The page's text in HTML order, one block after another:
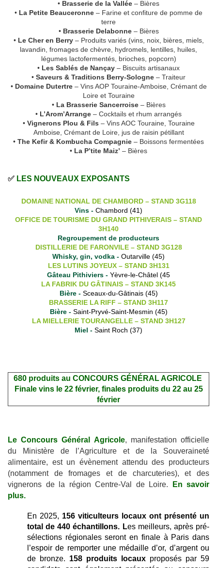
• Brasserie de la Vallée – Bières
• La Petite Beauceronne – Farine et confiture de pomme de
terre
• Brasserie Delabonne– Bières
• Le Cher en Berry– Produits variés (vins, noix, bières, miels,
lavandin, fromages de chèvre, hydromels, lentilles, huiles,
légumes lactofermentés, brioches, popcorn)
• Les Sablés de Nançay – Biscuits artisanaux
• Saveurs & Traditions Berry-Sologne – Traiteur
• Domaine Dutertre– Vins AOP Touraine-Amboise, Crémant de
Loire et Touraine
• La Brasserie Sancerroise– Bières
• L’Arom’Arrange – Cocktails et rhum arrangés
• Vignerons Plou & Fils – Vins AOC Touraine, Touraine
Amboise, Crémant de Loire, jus de raisin pétillant
• The Kefir & Kombucha Compagnie – Boissons fermentées
• La P’tite Maiz’ – Bières
✅ LES NOUVEAUX EXPOSANTS
DOMAINE NATIONAL DE CHAMBORD – STAND 3G118
Vins - Chambord (41)
OFFICE DE TOURISME DU GRAND PITHIVERAIS – STAND
3H140
Regroupement de producteurs
DISTILLERIE DE FARONVILE – STAND 3G128
Whisky, gin, vodka - Outarville (45)
LES LUTINS JOYEUX – STAND 3H131
Gâteau Pithiviers - Yèvre-le-Châtel (45
LA FABRIK DU GÂTINAIS – STAND 3K145
Bière - Sceaux-du-Gâtinais (45)
BRASSERIE LA RIFF – STAND 3H117
Bière - Saint-Pryvé-Saint-Mesmin (45)
LA MIELLERIE TOURANGELLE – STAND 3H127
Miel - Saint Roch (37)
680 produits au CONCOURS GÉNÉRAL AGRICOLE
Finale vins le 22 février, finales produits du 22 au 25
février
Le Concours Général Agricole, manifestation officielle
du Ministère de l’Agriculture et de la Souveraineté
alimentaire, est un évènement attendu des producteurs
(notamment de fromages et de charcuteries), et des
vignerons de la région Centre-Val de Loire.
En savoir
plus.
En 2025, 156 viticulteurs locaux ont présenté un
total de 440 échantillons. Les meilleurs, après pré-
sélections régionales seront en finale à Paris dans
l’espoir de remporter une médaille d’or, d’argent ou
de bronze. 158 produits locaux proposés par 59